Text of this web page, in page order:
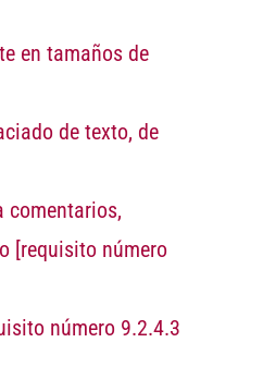
en tamaños de
de texto, de
comentarios,
[requisito número
número 9.2.4.3